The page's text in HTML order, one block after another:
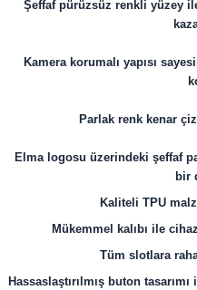
Şeffaf pürüzsüz renkli yüzey
Kamera korumalı yapısı
Parlak renk kenar
Elma logosu üzerindeki şeffaf
bir
Kaliteli TPU
Mükemmel kalıbı ile
Tüm slotlara
Hassaslaştırılmış buton